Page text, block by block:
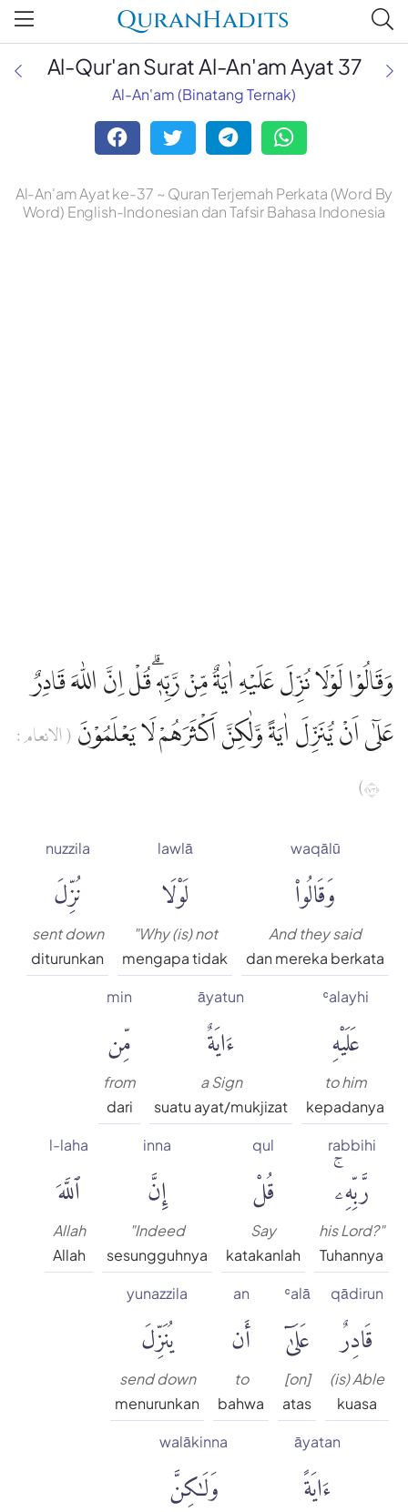
QuranHadits
Al-Qur'an Surat Al-An'am Ayat 37
Al-An'am (Binatang Ternak)
Al-An'am Ayat ke-37 ~ Quran Terjemah Perkata (Word By
Word) English-Indonesian dan Tafsir Bahasa Indonesia
وَقَالُوْا لَوْلَا نُزِّلَ عَلَيْهِ اٰيَةٌ مِّنْ رَّبِّهٖۗ قُلْ اِنَّ اللّٰهَ قَادِرٌ
عَلٰٓى اَنْ يُّنَزِّلَ اٰيَةً وَّلٰكِنَّ اَكْثَرَهُمْ لَا يَعْلَمُوْنَ ( الانعام :
٣٧)
waqālū
وَقَالُوا۟
And they said
dan mereka berkata
lawlā
لَوْلَا
"Why (is) not
mengapa tidak
nuzzila
نُزِّلَ
sent down
diturunkan
ʿalayhi
عَلَيْهِ
to him
kepadanya
āyatun
ءَايَةٌ
a Sign
suatu ayat/mukjizat
min
مِّن
from
dari
rabbihi
رَّبِّهِۦۚ
his Lord?"
Tuhannya
qul
قُلْ
Say
katakanlah
inna
إِنَّ
"Indeed
sesungguhnya
l-laha
ٱللَّهَ
Allah
Allah
qādirun
قَادِرٌ
(is) Able
kuasa
ʿalā
عَلَىٰٓ
[on]
atas
an
أَن
to
bahwa
yunazzila
يُنَزِّلَ
send down
menurunkan
āyatan
ءَايَةً
walākinna
وَلَٰكِنَّ